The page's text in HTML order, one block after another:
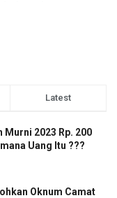
Latest
2023 Rp. 200
Uang Itu ???
Oknum Camat